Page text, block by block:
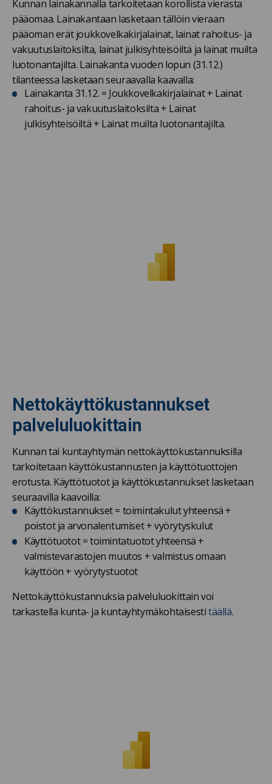
Kunnan lainakannalla tarkoitetaan korollista vierasta
pääomaa. Lainakantaan lasketaan tällöin vieraan
pääoman erät joukkovelkakirjalainat, lainat rahoitus- ja
vakuutuslaitoksilta, lainat julkisyhteisöiltä ja lainat muilta
luotonantajilta. Lainakanta vuoden lopun (31.12.)
tilanteessa lasketaan seuraavalla kaavalla:
Lainakanta 31.12. = Joukkovelkakirjalainat + Lainat
rahoitus- ja vakuutuslaitoksilta + Lainat
julkisyhteisöiltä + Lainat muilta luotonantajilta.
Nettokäyttökustannukset
palveluluokittain
Kunnan tai kuntayhtymän nettokäyttökustannuksilla
tarkoitetaan käyttökustannusten ja käyttötuottojen
erotusta. Käyttötuotot ja käyttökustannukset lasketaan
seuraavilla kaavoilla:
Käyttökustannukset = toimintakulut yhteensä +
poistot ja arvonalentumiset + vyörytyskulut
Käyttötuotot = toimintatuotot yhteensä +
valmistevarastojen muutos + valmistus omaan
käyttöön + vyörytystuotot
Nettokäyttökustannuksia palveluluokittain voi
tarkastella kunta- ja kuntayhtymäkohtaisestitäällä.